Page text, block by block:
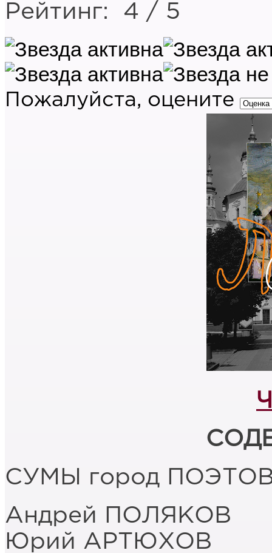
Рейтинг: 4 / 5
Пожалуйста, оцените
СУМЫ город
Андрей ПОЛЯКОВ
Юрий АРТЮХОВ